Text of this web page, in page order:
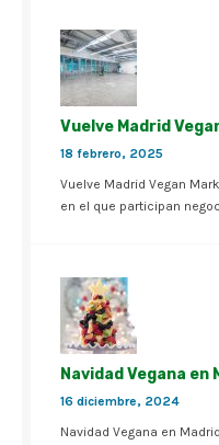
Vuelve Madrid
18 febrero, 2025
Vuelve Madrid Vegan
en el que participan
Navidad Vegana en
16 diciembre, 2024
Navidad Vegana en